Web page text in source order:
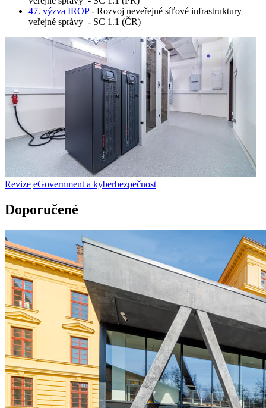
47. výzva IROP- Rozvoj neveřejné síťové infrastruktury
veřejné správy - SC 1.1 (ČR)
Revize eGovernment a kyberbezpečnost
Doporučené